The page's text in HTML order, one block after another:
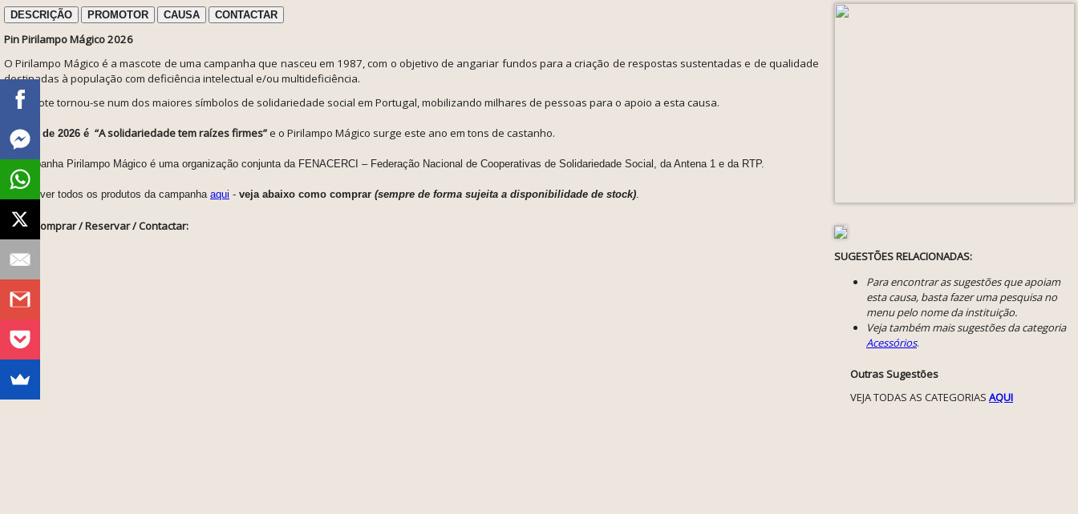
DESCRIÇÃO PROMOTOR CAUSA CONTACTAR
Pin Pirilampo Mágico 2026
O Pirilampo Mágico é a mascote de uma campanha que nasceu em 1987, com o objetivo de angariar fundos para a criação de respostas sustentadas e de qualidade
destinadas à população com deficiência intelectual e/ou multideficiência.
A mascote tornou-se num dos maiores símbolos de solidariedade social em Portugal, mobilizando milhares de pessoas para o apoio a esta causa.
O lema de 2026 é “A solidariedade tem raízes firmes”e o Pirilampo Mágico surge este ano em tons de castanho.
A Campanha Pirilampo Mágico é uma organização conjunta da FENACERCI – Federação Nacional de Cooperativas de Solidariedade Social, da Antena 1 e da RTP.
Poderá ver todos os produtos da campanha aqui - veja abaixo como comprar (sempre de forma sujeita a disponibilidade de stock)
Como Comprar / Reservar / Contactar:
SUGESTÕES RELACIONADAS:
Para encontrar as sugestões que apoiam
esta causa, basta fazer uma pesquisa no
menu pelo nome da instituição.
Veja também mais sugestões da categoria
Acessórios.
Outras Sugestões
VEJA TODAS AS CATEGORIAS AQUI